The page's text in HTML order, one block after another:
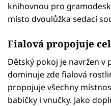
knihovnou pro
místo dvoulůžka sedací
Fialová propojuje
Dětský pokoj je navržen v
dominuje zde fialová
propojuje všechny
babičky i vnučky. Jako